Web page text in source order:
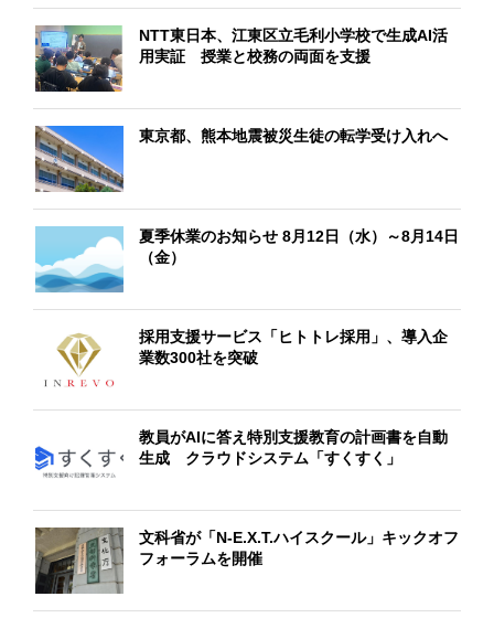
NTT東日本、江東区立毛利小学校で生成AI活
用実証 授業と校務の両面を支援
東京都、熊本地震被災生徒の転学受け入れへ
夏季休業のお知らせ 8月12日（水）～8月14日
（金）
採用支援サービス「ヒトトレ採用」、導入企
業数300社を突破
教員がAIに答え特別支援教育の計画書を自動
生成 クラウドシステム「すくすく」
文科省が「N-E.X.T.ハイスクール」キックオフ
フォーラムを開催